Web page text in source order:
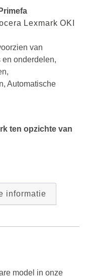
Lexmark OKI
van
onderdelen,
Automatische
ten opzichte van
informatie
model in onze